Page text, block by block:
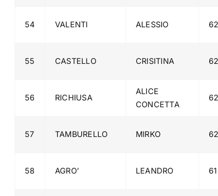
54 VALENTI ALESSIO
55 CASTELLO CRISITINA
56 RICHIUSA
ALICE
CONCETTA
57 TAMBURELLO MIRKO
58 AGRO’ LEANDRO 61